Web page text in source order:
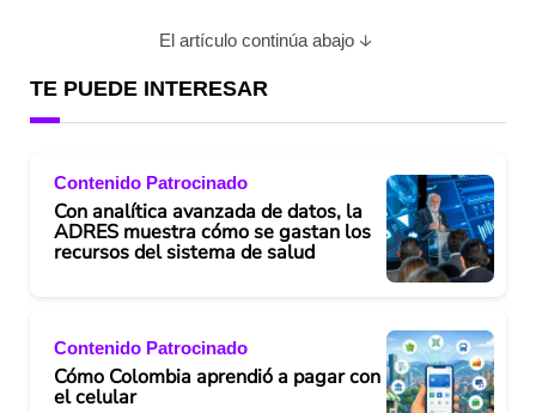
El artículo continúa abajo
TE PUEDE INTERESAR
Contenido Patrocinado
Con analítica avanzada de datos, la
ADRES muestra cómo se gastan los
recursos del sistema de salud
Contenido Patrocinado
Cómo Colombia aprendió a pagar con
el celular